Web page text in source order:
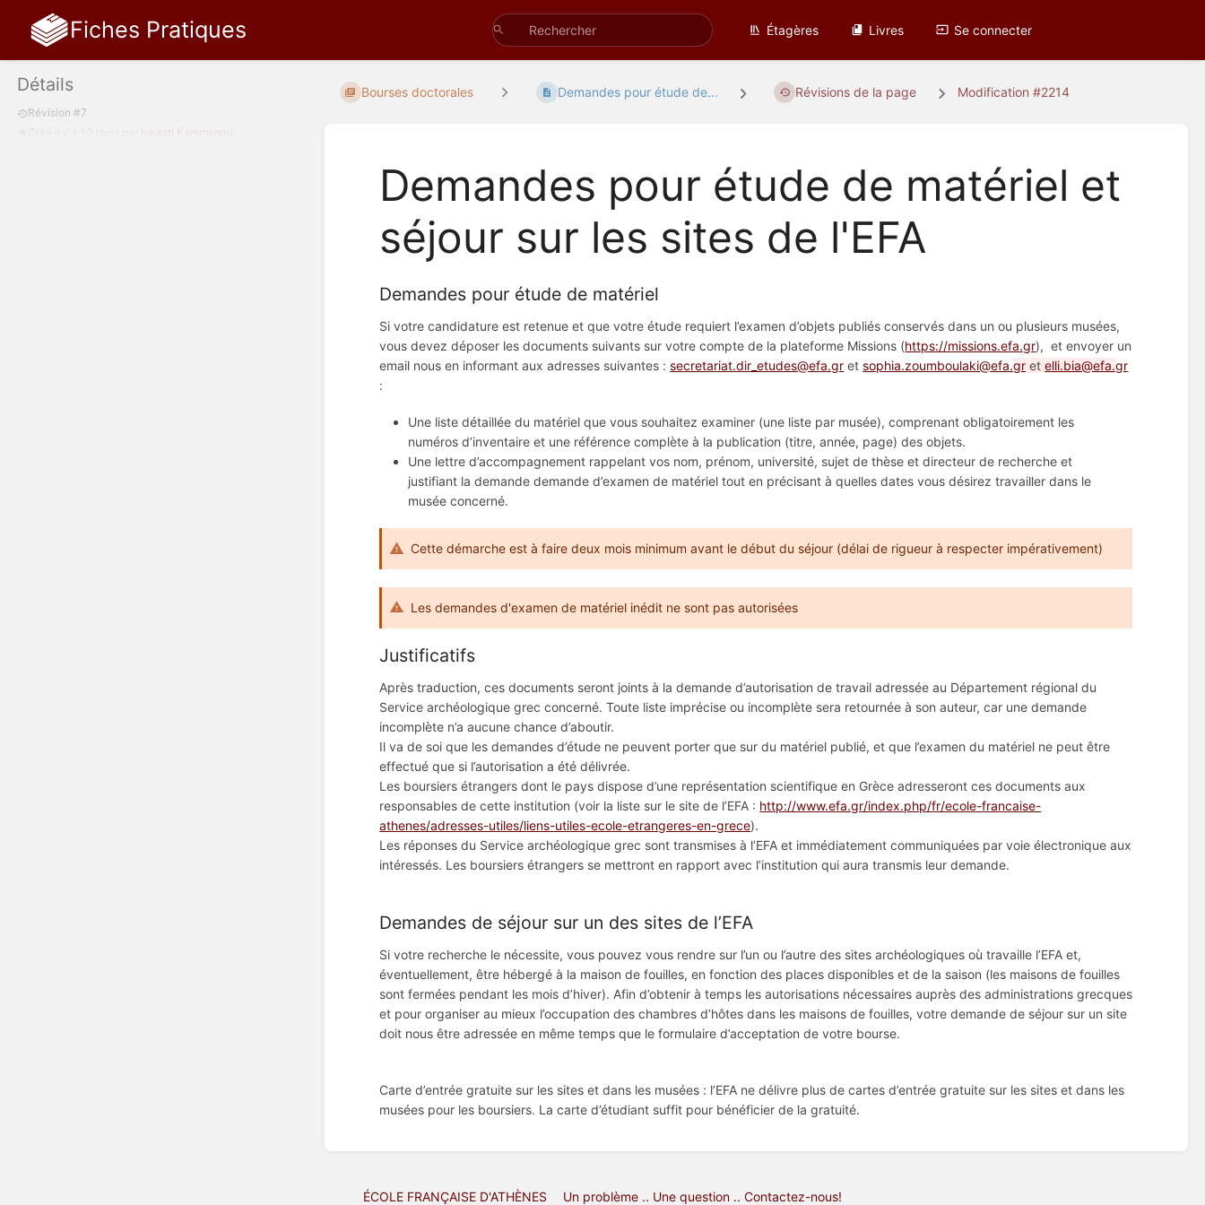
Fiches Pratiques Étagères Livres Se connecter
Détails
Révision #7
Iokasti Kammenou
Bourses doctorales Demandes pour étude de... Révisions de la page Modification #2214
Demandes pour étude de matériel et
séjour sur les sites de l'EFA
Demandes pour étude de matériel
Si votre candidature est retenue et que votre étude requiert l’examen d’objets publiés conservés dans un ou plusieurs musées,
vous devez déposer les documents suivants sur votre compte de la plateforme Missions (https://missions.efa.gr), et envoyer un
email nous en informant aux adresses suivantes :secretariat.dir_etudes@efa.gr etsophia.zoumboulaki@efa.gr etelli.bia@efa.gr
:
Une liste détaillée du matériel que vous souhaitez examiner (une liste par musée), comprenant obligatoirement les
numéros d’inventaire et une référence complète à la publication (titre, année, page) des objets.
Une lettre d’accompagnement rappelant vos nom, prénom, université, sujet de thèse et directeur de recherche et
justifiant la demande demande d’examen de matériel tout en précisant à quelles dates vous désirez travailler dans le
musée concerné.
Cette démarche est à faire deux mois minimum avant le début du séjour (délai de rigueur à respecter impérativement)
Les demandes d'examen de matériel inédit ne sont pas autorisées
Justificatifs
Après traduction, ces documents seront joints à la demande d’autorisation de travail adressée au Département régional du
Service archéologique grec concerné. Toute liste imprécise ou incomplète sera retournée à son auteur, car une demande
incomplète n’a aucune chance d’aboutir.
Il va de soi que les demandes d’étude ne peuvent porter que sur du matériel publié, et que l’examen du matériel ne peut être
effectué que si l’autorisation a été délivrée.
Les boursiers étrangers dont le pays dispose d’une représentation scientifique en Grèce adresseront ces documents aux
responsables de cette institution (voir la liste sur le site de l’EFA : http://www.efa.gr/index.php/fr/ecole-francaise-
athenes/adresses-utiles/liens-utiles-ecole-etrangeres-en-grece).
Les réponses du Service archéologique grec sont transmises à l’EFA et immédiatement communiquées par voie électronique aux
intéressés. Les boursiers étrangers se mettront en rapport avec l’institution qui aura transmis leur demande.
Demandes de séjour sur un des sites de l’EFA
Si votre recherche le nécessite, vous pouvez vous rendre sur l’un ou l’autre des sites archéologiques où travaille l’EFA et,
éventuellement, être hébergé à la maison de fouilles, en fonction des places disponibles et de la saison (les maisons de fouilles
sont fermées pendant les mois d’hiver). Afin d’obtenir à temps les autorisations nécessaires auprès des administrations grecques
et pour organiser au mieux l’occupation des chambres d’hôtes dans les maisons de fouilles, votre demande de séjour sur un site
doit nous être adressée en même temps que le formulaire d’acceptation de votre bourse.
Carte d’entrée gratuite sur les sites et dans les musées : l’EFA ne délivre plus de cartes d’entrée gratuite sur les sites et dans les
musées pour les boursiers. La carte d’étudiant suffit pour bénéficier de la gratuité.
ÉCOLE FRANÇAISE D'ATHÈNES Un problème .. Une question .. Contactez-nous!